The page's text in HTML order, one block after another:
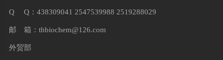
Q Q：438309041 2547539988 2519288029
邮 箱： thbiochem@126.com
外贸部